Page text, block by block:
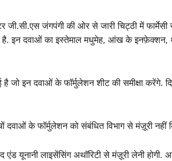
जंगपंगी की ओर से जारी चिट्ठी में फार्मेसी से
है. इन दवाओं का इस्तेमाल मधुमेह, आंख के
इन दवाओं के फॉर्मुलेशन शीट की समीक्षा करेंगे.
दवाओं के फॉर्मुलेशन को संबंधित विभाग से मंज़ूरी
एंड यूनानी लाइसेंसिंग अथॉरिटी से मंज़ूरी लेनी